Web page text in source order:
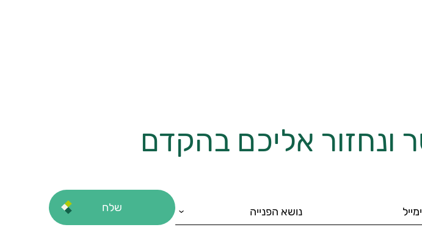
ונחזור אליכם בהקדם